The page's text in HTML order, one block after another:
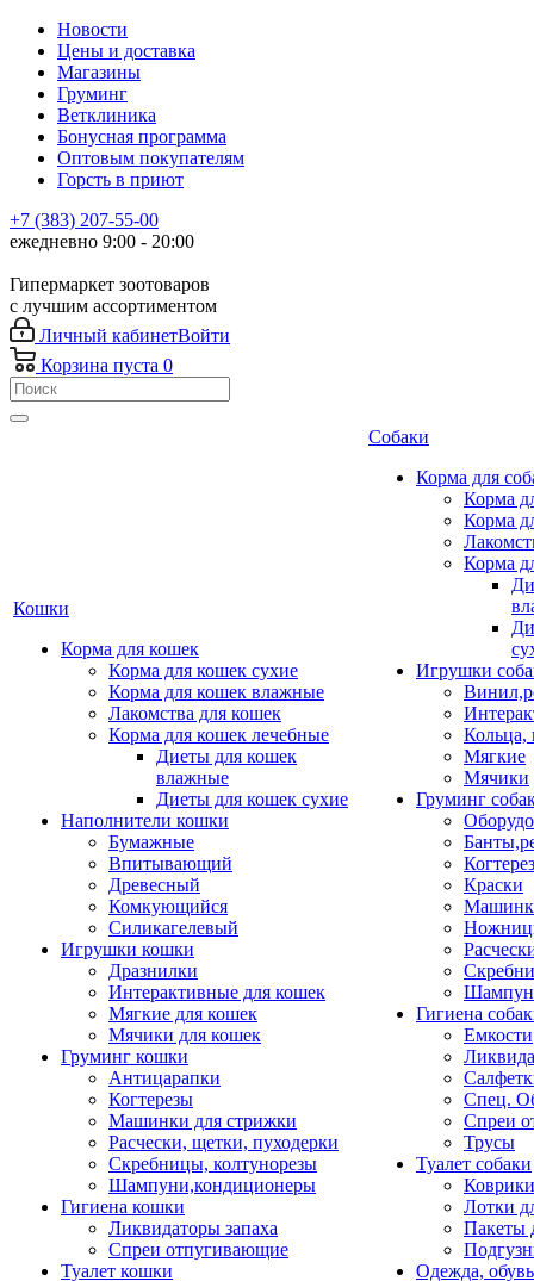
Новости
Цены и доставка
Магазины
Груминг
Ветклиника
Бонусная программа
Оптовым покупателям
Горсть в приют
+7 (383) 207-55-00
ежедневно 9:00 - 20:00
Гипермаркет зоотоваров
с лучшим ассортиментом
Личный кабинетВойти
Корзина пуста 0
Кошки
Корма для кошек
Корма для кошек сухие
Корма для кошек влажные
Лакомства для кошек
Корма для кошек лечебные
Диеты для кошек
влажные
Диеты для кошек сухие
Наполнители кошки
Бумажные
Впитывающий
Древесный
Комкующийся
Силикагелевый
Игрушки кошки
Дразнилки
Интерактивные для кошек
Мягкие для кошек
Мячики для кошек
Груминг кошки
Антицарапки
Когтерезы
Машинки для стрижки
Расчески, щетки, пуходерки
Скребницы, колтунорезы
Шампуни,кондиционеры
Гигиена кошки
Ликвидаторы запаха
Спреи отпугивающие
Туалет кошки
Собаки
Корма для
Корма
Корма
Корма
Игрушки
Кольца,
Мягкие
Мячики
Груминг
Краски
Гигиена
Емкости
Спец.
Спреи
Трусы
Туалет собаки
Коврики
Лотки
Пакеты
Одежда, обувь